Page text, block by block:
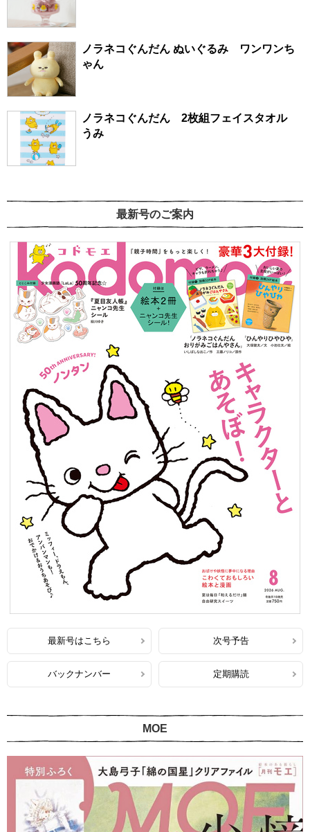
ノラネコぐんだん ぬいぐるみ ワンワンち
ゃん
ノラネコぐんだん 2枚組フェイスタオル
うみ
最新号のご案内
最新号はこちら 次号予告
バックナンバー 定期購読
MOE